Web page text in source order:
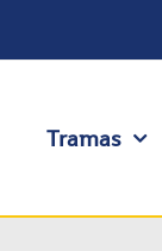
Tramas